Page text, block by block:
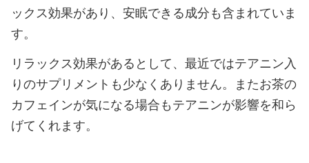
ックス効果があり、安眠できる成分も含まれていま
す。
リラックス効果があるとして、最近ではテアニン入
りのサプリメントも少なくありません。またお茶の
カフェインが気になる場合もテアニンが影響を和ら
げてくれます。